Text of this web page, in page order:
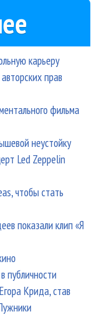
карьеру
прав
фильма
неустойку
Led Zeppelin
чтобы стать
показали клип «Я
публичности
Крида, став